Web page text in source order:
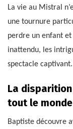
La vie au Mistral
une tournure
perdre un enfant et
inattendu, les
spectacle captivant.
La
tout le
Baptiste découvre